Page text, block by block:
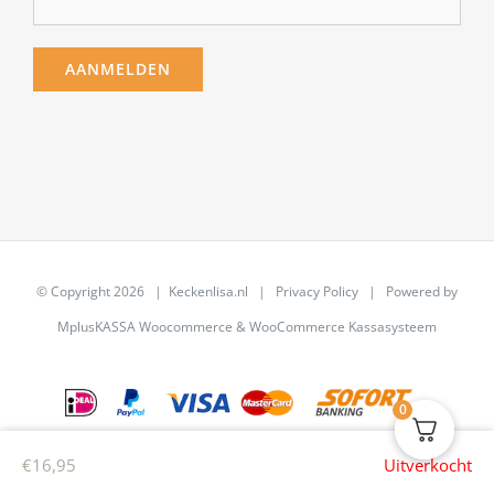
€16,95 Uitverkocht
© Copyright2026 | Keckenlisa.nl | Privacy Policy | Powered by
MplusKASSA Woocommerce &WooCommerce Kassasysteem
0